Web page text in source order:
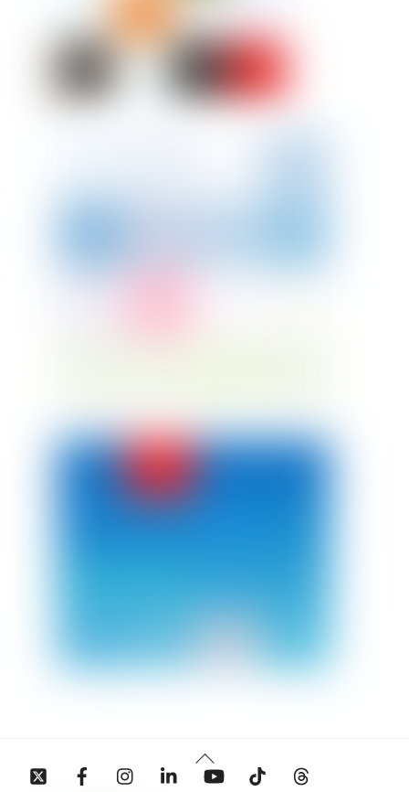
Back
To
Twitter Facebook InstagramLinkedin YouTube Tiktok